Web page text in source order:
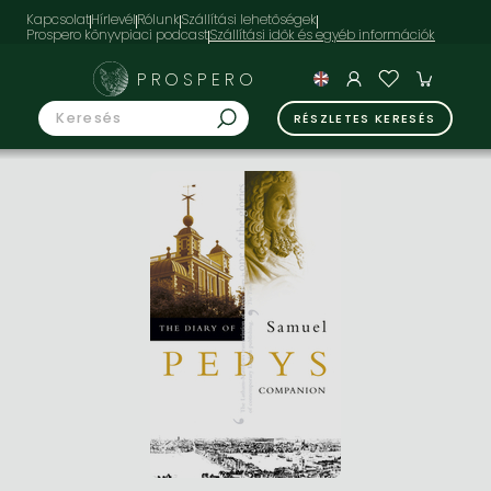
KapcsolatHírlevélRólunkSzállítási lehetőségek
Prospero könyvpiaci podcast
PROSPERO
RÉSZLETES KERESÉS